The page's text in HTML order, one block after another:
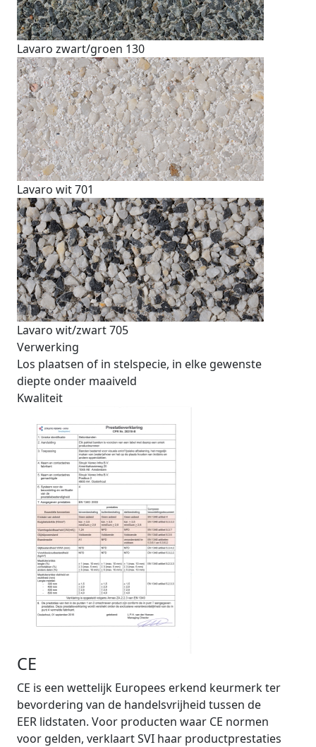
Lavaro zwart/groen 130
Lavaro wit 701
Lavaro wit/zwart 705
Verwerking
Los plaatsen of in stelspecie, in elke gewenste
diepte onder maaiveld
Kwaliteit
CE
CE is een wettelijk Europees erkend keurmerk ter
bevordering van de handelsvrijheid tussen de
EER lidstaten. Voor producten waar CE normen
voor gelden, verklaart SVI haar productprestaties